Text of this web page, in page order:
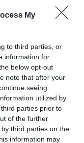
My
to third parties, or
information for
below opt-out
note that after your
seeing
utilized by
parties prior to
of the further
third parties on the
information may